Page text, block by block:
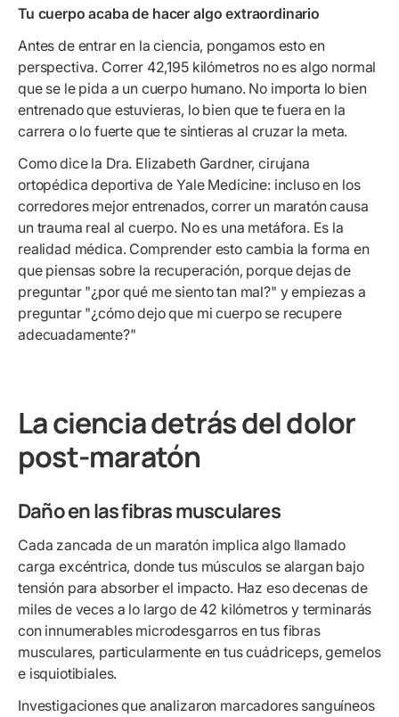
Tu cuerpo acaba de hacer algo extraordinario
Antes de entrar en la ciencia, pongamos esto en
perspectiva. Correr 42,195 kilómetros no es algo normal
que se le pida a un cuerpo humano. No importa lo bien
entrenado que estuvieras, lo bien que te fuera en la
carrera o lo fuerte que te sintieras al cruzar la meta.
Como dice la Dra. Elizabeth Gardner, cirujana
ortopédica deportiva de Yale Medicine: incluso en los
corredores mejor entrenados, correr un maratón causa
un trauma real al cuerpo. No es una metáfora. Es la
realidad médica. Comprender esto cambia la forma en
que piensas sobre la recuperación, porque dejas de
preguntar "¿por qué me siento tan mal?" y empiezas a
preguntar "¿cómo dejo que mi cuerpo se recupere
adecuadamente?"
La ciencia detrás del dolor
post-maratón
Daño en las fibras musculares
Cada zancada de un maratón implica algo llamado
carga excéntrica, donde tus músculos se alargan bajo
tensión para absorber el impacto. Haz eso decenas de
miles de veces a lo largo de 42 kilómetros y terminarás
con innumerables microdesgarros en tus fibras
musculares, particularmente en tus cuádriceps, gemelos
e isquiotibiales.
Investigaciones que analizaron marcadores sanguíneos